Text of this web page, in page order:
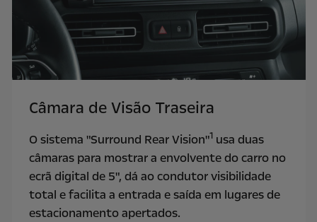
Câmara de Visão Traseira
O sistema "Surround Rear Vision"1usa duas
câmaras para mostrar a envolvente do carro no
ecrã digital de 5", dá ao condutor visibilidade
total e facilita a entrada e saída em lugares de
estacionamento apertados.